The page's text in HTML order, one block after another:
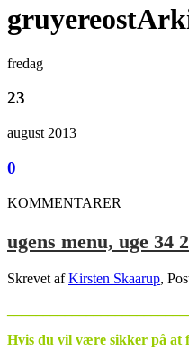
fredag
23
august 2013
0
KOMMENTARER
ugens menu, uge 34
Skrevet afKirsten Skaarup,
Hvis du vil være sikker på at